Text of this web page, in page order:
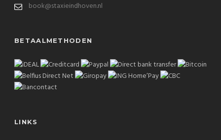
book@staxieindhoven.nl
BETAALMETHODEN
LINKS